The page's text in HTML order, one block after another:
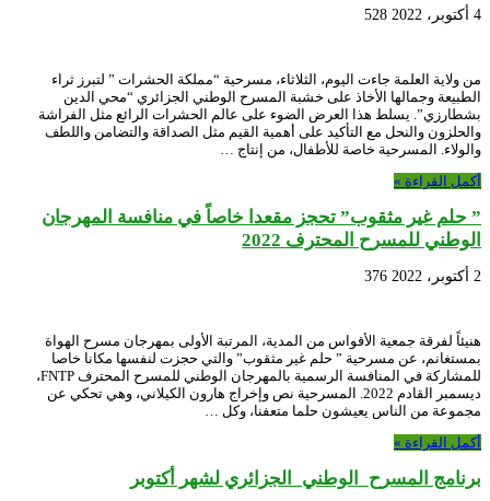
4 أكتوبر، 2022 528
من ولاية العلمة جاءت اليوم، الثلاثاء، مسرحية “مملكة الحشرات ” لتبرز ثراء
الطبيعة وجمالها الأخاذ على خشبة المسرح الوطني الجزائري “محي الدين
بشطارزي”. يسلط هذا العرض الضوء على عالم الحشرات الرائع مثل الفراشة
والحلزون والنحل مع التأكيد على أهمية القيم مثل الصداقة والتضامن واللطف
والولاء. المسرحية خاصة للأطفال، من إنتاج …
أكمل القراءة »
” حلم غير مثقوب” تحجز مقعدا خاصاً في منافسة المهرجان
الوطني للمسرح المحترف 2022
2 أكتوبر، 2022 376
هنيئاً لفرقة جمعية الأقواس من المدية، المرتبة الأولى بمهرجان مسرح الهواة
بمستغانم، عن مسرحية ” حلم غير مثقوب” والتي حجزت لنفسها مكانا خاصا
للمشاركة في المنافسة الرسمية بالمهرجان الوطني للمسرح المحترف FNTP،
ديسمبر القادم 2022. المسرحية نص وإخراج هارون الكيلاني، وهي تحكي عن
مجموعة من الناس يعيشون حلما متعفنا، وكل …
أكمل القراءة »
برنامج المسرح_الوطني_الجزائري لشهر أكتوبر